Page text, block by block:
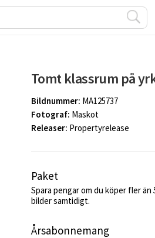
Tomt klassrum på
Bildnummer: MA125737
Fotograf: Maskot
Releaser: Propertyrelease
Paket
Spara pengar om du köper fler än
bilder samtidigt.
Årsabonnemang